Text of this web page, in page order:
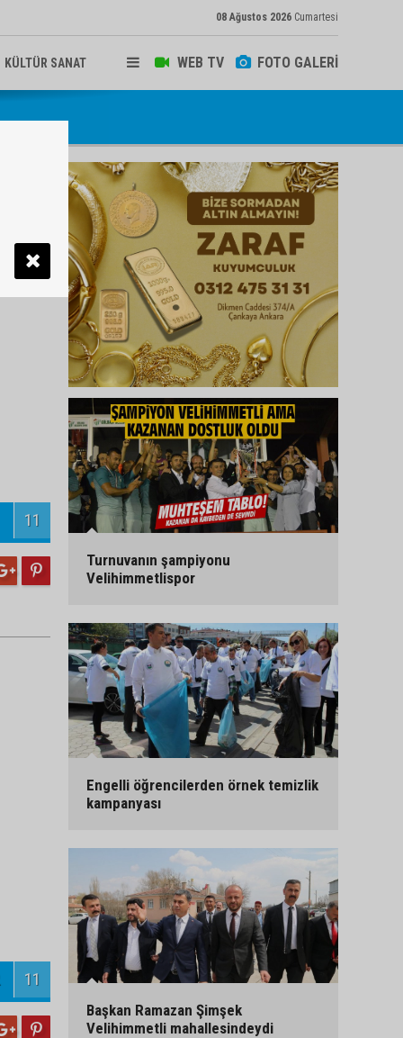
08 Ağustos 2026 Cumartesi
WEB TV FOTO GALERİ
KÜLTÜR SANAT
11
11
Turnuvanın şampiyonu
Velihimmetlispor
Engelli öğrencilerden örnek temizlik
kampanyası
Başkan Ramazan Şimşek
Velihimmetli mahallesindeydi